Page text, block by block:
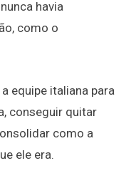
havia
como o
equipe italiana para
conseguir quitar
como a
ele era.